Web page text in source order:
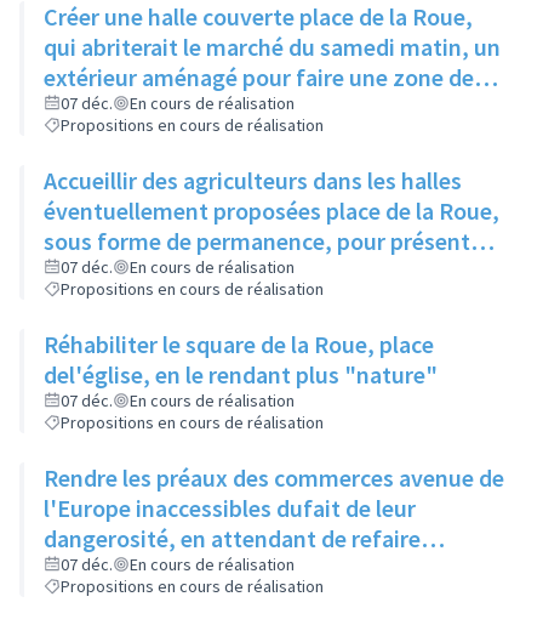
Créer une halle couverte place de la Roue,
qui abriterait le marché du samedi matin, un
extérieur aménagé pour faire une zone de
convivialité et un sol refait
07 déc.
En cours de réalisation
Propositions en cours de réalisation
Accueillir des agriculteurs dans les halles
éventuellement proposées place de la Roue,
sous forme de permanence, pour présenter
et vendre des produits locaux
07 déc.
En cours de réalisation
Propositions en cours de réalisation
Réhabiliter le square de la Roue, place
del'église, en le rendant plus "nature"
07 déc.
En cours de réalisation
Propositions en cours de réalisation
Rendre les préaux des commerces avenue de
l'Europe inaccessibles dufait de leur
dangerosité, en attendant de refaire
l'étanchéité et les sols
07 déc.
En cours de réalisation
Propositions en cours de réalisation